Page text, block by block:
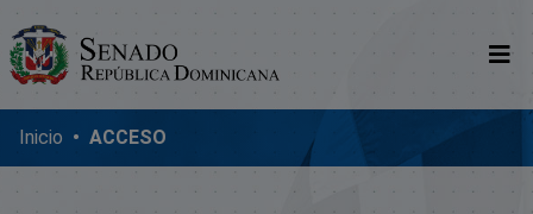
Comunidades
Glosario
Inicio ACCESO